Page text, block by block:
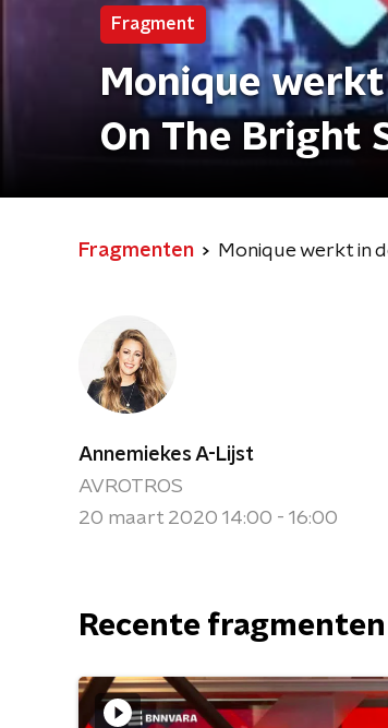
Fragment
Monique
On The Bright
Fragmenten Monique werkt in
Annemiekes A-Lijst
AVROTROS
20 maart 2020 14:00 - 16:00
Recente fragmenten